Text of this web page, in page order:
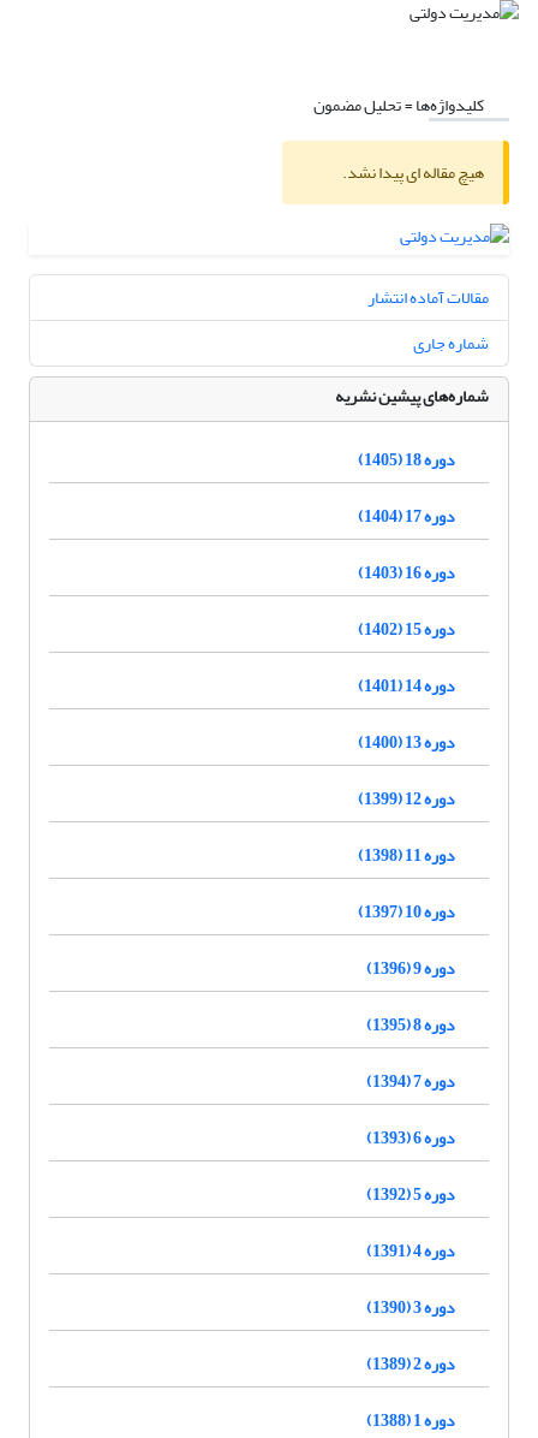
کلیدواژه‌ها =تحلیل مضمون
هیچ مقاله ای پیدا نشد.
مقالات آماده انتشار
شماره جاری
شماره‌های پیشین نشریه
دوره 18 (1405)
دوره 17 (1404)
دوره 16 (1403)
دوره 15 (1402)
دوره 14 (1401)
دوره 13 (1400)
دوره 12 (1399)
دوره 11 (1398)
دوره 10 (1397)
دوره 9 (1396)
دوره 8 (1395)
دوره 7 (1394)
دوره 6 (1393)
دوره 5 (1392)
دوره 4 (1391)
دوره 3 (1390)
دوره 2 (1389)
دوره 1 (1388)